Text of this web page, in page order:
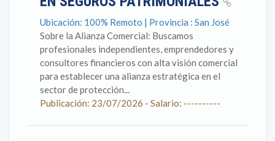
Ubicación: 100% Remoto | Provincia : San José
Sobre la Alianza Comercial: Buscamos
profesionales independientes, emprendedores y
consultores financieros con alta visión comercial
para establecer una alianza estratégica en el
sector de protección...
Publicación: 23/07/2026 - Salario: ----------